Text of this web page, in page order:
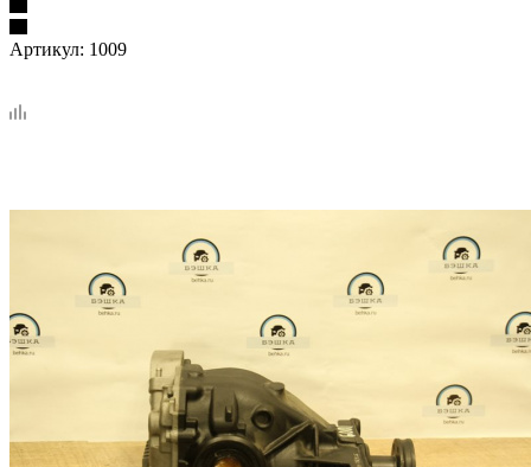
Артикул: 1009